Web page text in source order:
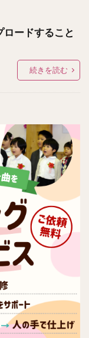
ードすること
続きを読む